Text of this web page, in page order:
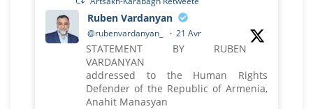
Ruben Vardanyan
@rubenvardanyan_ · 21 Avr
STATEMENT BY RUBEN
VARDANYAN
addressed to the Human Rights
Defender of the Republic of Armenia,
Anahit Manasyan